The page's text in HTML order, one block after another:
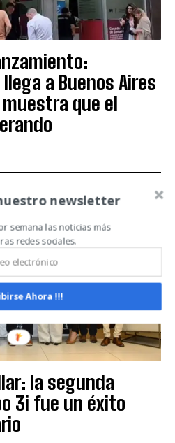
Privacidad.
a Buenos Aires
que el
la segunda
3i fue un éxito
newsletter
semana las noticias más
redes sociales.
Ahora !!!